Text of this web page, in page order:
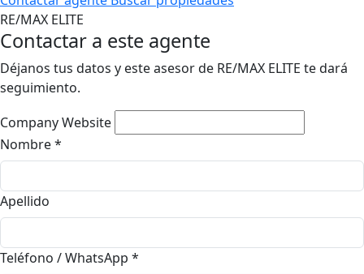
RE/MAX ELITE
Contactar a este agente
Déjanos tus datos y este asesor de RE/MAX ELITE te dará
seguimiento.
Company Website
Nombre*
Apellido
Teléfono / WhatsApp *